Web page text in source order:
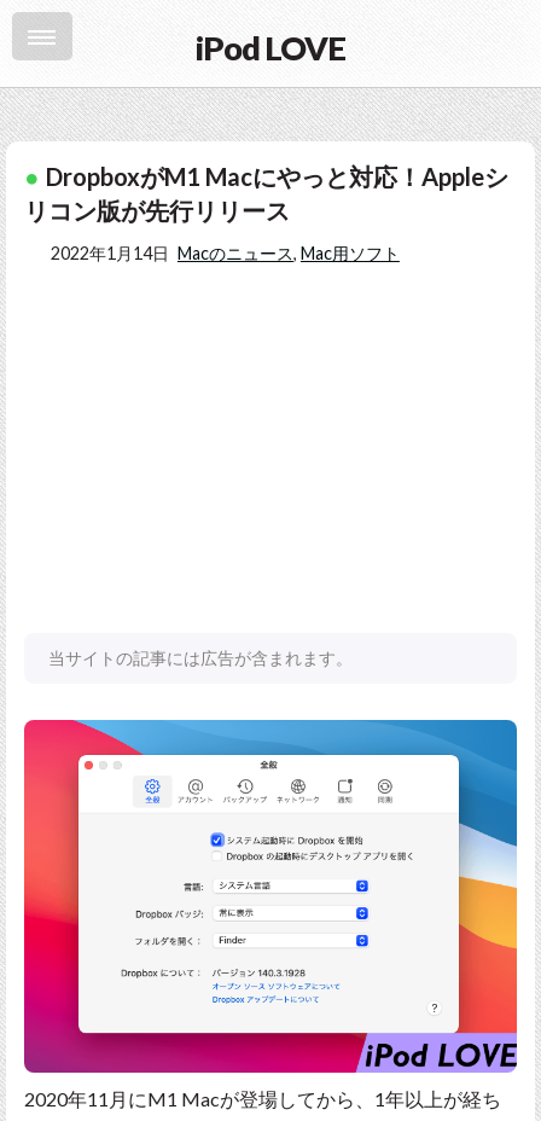
iPod LOVE
DropboxがM1 Macにやっと対応！Appleシ
リコン版が先行リリース
2022年1月14日 Macのニュース, Mac用ソフト
当サイトの記事には広告が含まれます。
2020年11月にM1 Macが登場してから、1年以上が経ち